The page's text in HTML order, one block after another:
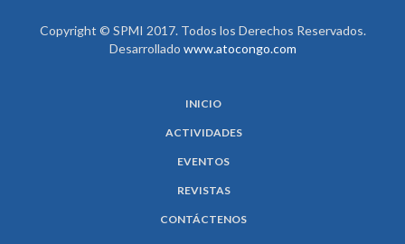
Copyright © SPMI 2017. Todos los Derechos Reservados.
Desarrollado www.atocongo.com
INICIO
ACTIVIDADES
EVENTOS
REVISTAS
CONTÁCTENOS